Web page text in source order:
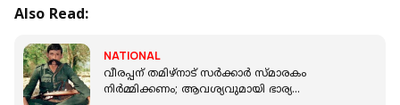
Also Read:
NATIONAL
വീരപ്പന് തമിഴ്നാട് സർക്കാർ സ്മാരകം
നിർമ്മിക്കണം; ആവശ്യവുമായി ഭാര്യ